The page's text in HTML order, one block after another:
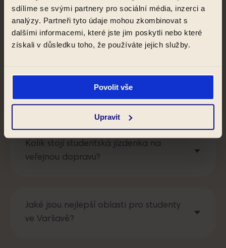
sdílíme se svými partnery pro sociální média, inzerci a
analýzy. Partneři tyto údaje mohou zkombinovat s
dalšími informacemi, které jste jim poskytli nebo které
získali v důsledku toho, že používáte jejich služby.
Povolit vše
Upravit
Kolik univerzit je ve Varšavě?
zahraniční studenty a studenty v rámci
Kolik stojí studentská jízdenka na
veřejnou dopravu?
Jaké jsou nejlepší oblasti pro studenty
ve Varšavě?